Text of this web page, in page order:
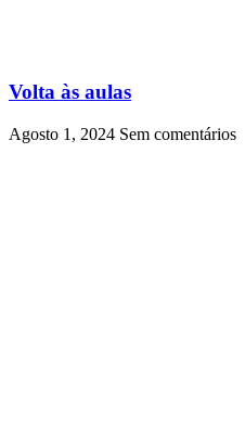
Volta às aulas
Agosto 1, 2024 Sem comentários